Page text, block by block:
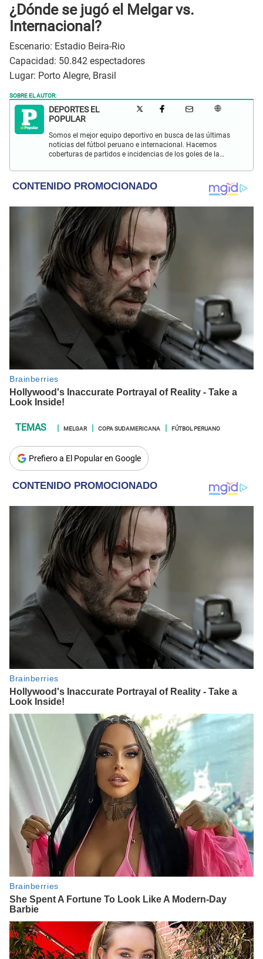
¿Dónde se jugó el Melgar vs.
Internacional?
Escenario: Estadio Beira-Rio
Capacidad: 50.842 espectadores
Lugar: Porto Alegre, Brasil
SOBRE EL AUTOR:
DEPORTES EL
POPULAR
Somos el mejor equipo deportivo en busca de las últimas
noticias del fútbol peruano e internacional. Hacemos
coberturas de partidos e incidencias de los goles de la
eventos deportivos.
MELGAR COPA SUDAMERICANA FÚTBOL PERUANO
Prefiero a El Popular en Google